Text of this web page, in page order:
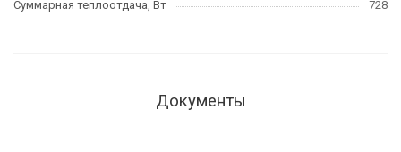
Суммарная теплоотдача, Вт
728
Документы